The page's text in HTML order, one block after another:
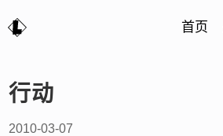
首页
行动
2010-03-07